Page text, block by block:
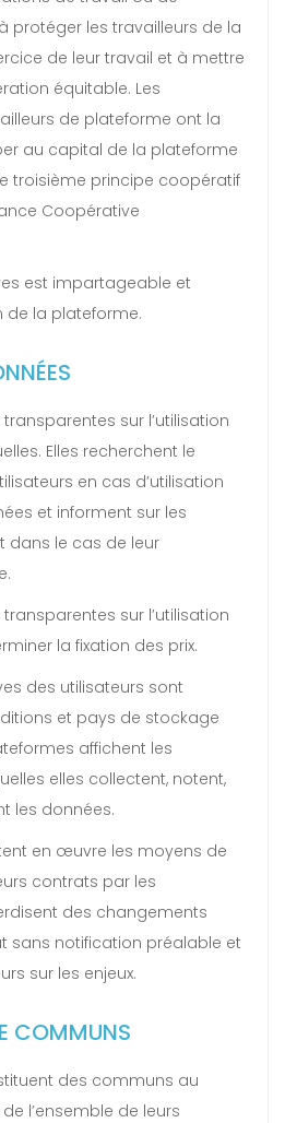
protéger les travailleurs de la
de leur travail et à mettre
équitable. Les
de plateforme ont la
au capital de la plateforme
troisième principe coopératif
Coopérative
est impartageable et
la plateforme.
sur l’utilisation
Elles recherchent le
en cas d’utilisation
et informent sur les
dans le cas de leur
sur l’utilisation
la fixation des prix.
des utilisateurs sont
et pays de stockage
affichent les
elles collectent, notent,
les données.
en œuvre les moyens de
contrats par les
des changements
sans notification préalable et
sur les enjeux.
COMMUNS
des communs au
l’ensemble de leurs